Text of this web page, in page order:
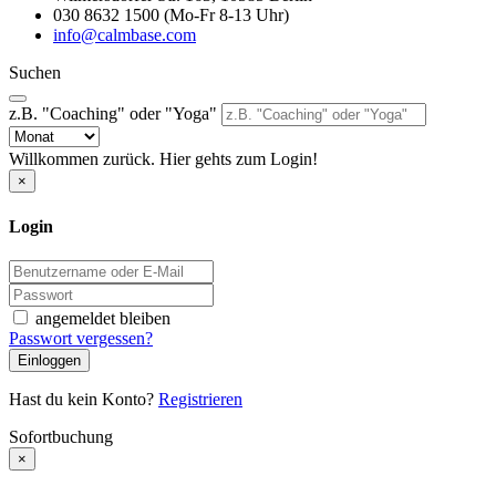
030 8632 1500 (Mo-Fr 8-13 Uhr)
info@calmbase.com
Suchen
z.B. "Coaching" oder "Yoga"
Willkommen zurück. Hier gehts zum Login!
×
Login
angemeldet bleiben
Passwort vergessen?
Einloggen
Hast du kein Konto? Registrieren
Sofortbuchung
×